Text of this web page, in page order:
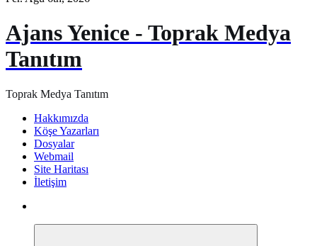
Ajans Yenice - Toprak Medya
Tanıtım
Toprak Medya Tanıtım
Hakkımızda
Köşe Yazarları
Dosyalar
Webmail
Site Haritası
İletişim